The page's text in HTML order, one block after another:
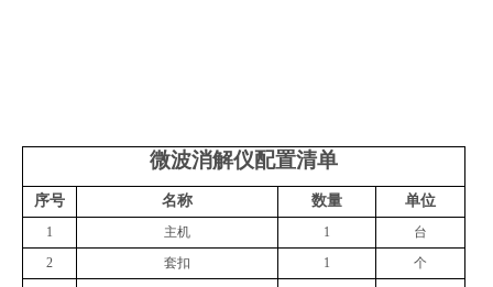
微波消解仪配置清单
序号 名称 数量 单位
1 主机 1
台
2
套扣 1 个